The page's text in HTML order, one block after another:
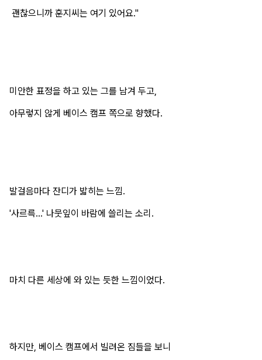
괜찮으니까 훈지씨는 여기 있어요."
미안한 표정을 하고 있는 그를 남겨 두고,
아무렇지 않게 베이스 캠프 쪽으로 향했다.
발걸음마다 잔디가 밟히는 느낌.
'사르륵...' 나뭇잎이 바람에 쓸리는 소리.
마치 다른 세상에 와 있는 듯한 느낌이었다.
하지만, 베이스 캠프에서 빌려온 짐들을 보니